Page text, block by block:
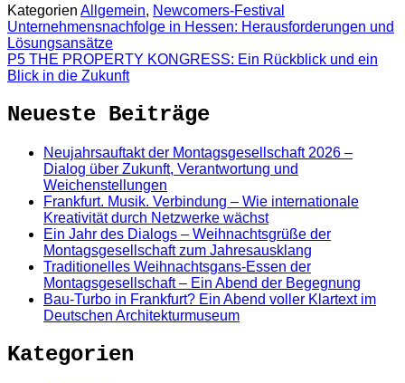
Kategorien Allgemein, Newcomers-Festival
Unternehmensnachfolge in Hessen: Herausforderungen und
Lösungsansätze
P5 THE PROPERTY KONGRESS: Ein Rückblick und ein
Blick in die Zukunft
Neueste Beiträge
Neujahrsauftakt der Montagsgesellschaft 2026 –
Dialog über Zukunft, Verantwortung und
Weichenstellungen
Frankfurt. Musik. Verbindung – Wie internationale
Kreativität durch Netzwerke wächst
Ein Jahr des Dialogs – Weihnachtsgrüße der
Montagsgesellschaft zum Jahresausklang
Traditionelles Weihnachtsgans-Essen der
Montagsgesellschaft – Ein Abend der Begegnung
Bau-Turbo in Frankfurt? Ein Abend voller Klartext im
Deutschen Architekturmuseum
Kategorien